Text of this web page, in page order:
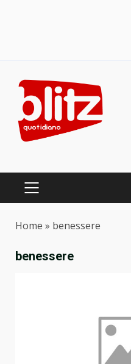
content
PRIMARY
Home » benessere
benessere